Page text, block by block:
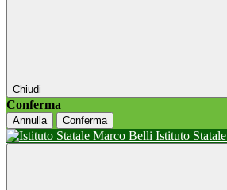
Chiudi
Conferma
Annulla Conferma
Istituto Statale